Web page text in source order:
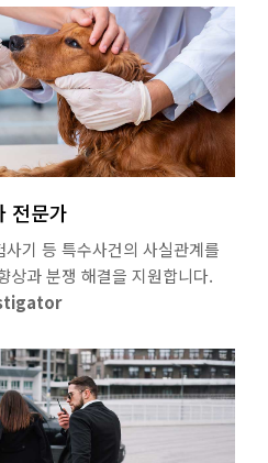
전문가
사기 등 특수사건의 사실관계를
상과 분쟁 해결을 지원합니다.